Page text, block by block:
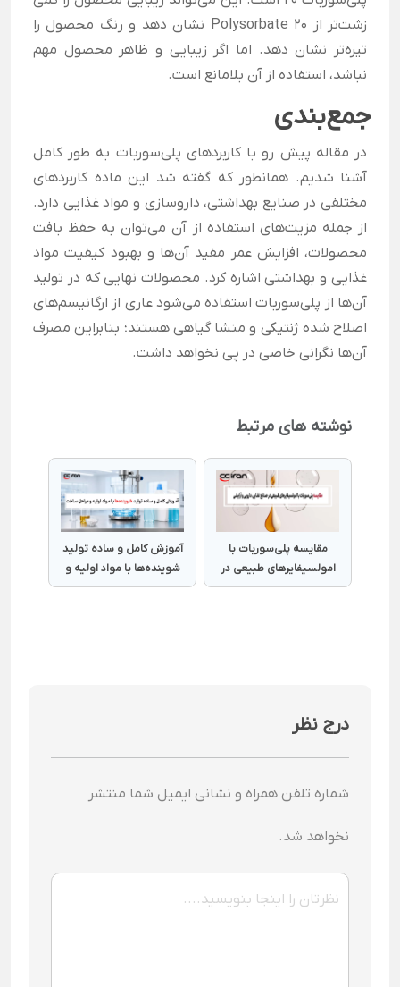
زشت‌تر از Polysorbate 20 نشان دهد و رنگ محصول را
تیره‌تر نشان دهد. اما اگر زیبایی و ظاهر محصول مهم
نباشد، استفاده از آن بلامانع است.
جمع‌بندی
در مقاله پیش رو با کاربردهای پلی‌سوربات به طور کامل
آشنا شدیم. همانطور که گفته شد این ماده کاربردهای
مختلفی در صنایع بهداشتی، داروسازی و مواد غذایی دارد.
از جمله مزیت‌های استفاده از آن می‌توان به حفظ بافت
محصولات، افزایش عمر مفید آن‌ها و بهبود کیفیت مواد
غذایی و بهداشتی اشاره کرد. محصولات نهایی که در تولید
آن‌ها از پلی‌سوربات استفاده می‌شود عاری از ارگانیسم‌های
اصلاح شده ژنتیکی و منشا گیاهی هستند؛ بنابراین مصرف
آن‌ها نگرانی خاصی در پی نخواهد داشت.
نوشته های مرتبط
مقایسه پلی‌سوربات با
امولسیفایرهای طبیعی در
صنایع غذایی، دارویی و
آموزش کامل و ساده تولید
شوینده‌ها با مواد اولیه و
مراحل ساخت
درج نظر
شماره تلفن همراه و نشانی ایمیل شما منتشر
نخواهد شد.